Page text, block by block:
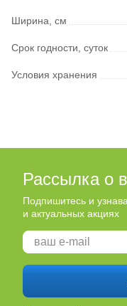
Ширина, см
Срок годности, суток
Условия хранения
Рассылка о
Подпишитесь и
и актуальных акциях